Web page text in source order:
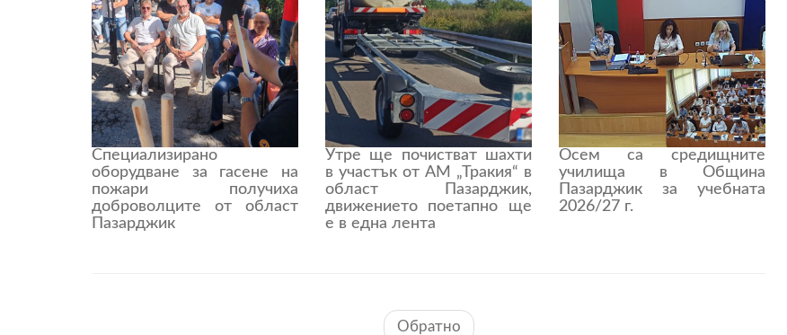
Специализирано
оборудване за гасене на
пожари получиха
доброволците от област
Пазарджик
Утре ще почистват шахти
в участък от АМ „Тракия“ в
област Пазарджик,
движението поетапно ще
е в една лента
Осем са средищните
училища в Община
Пазарджик за учебната
2026/27 г.
Обратно